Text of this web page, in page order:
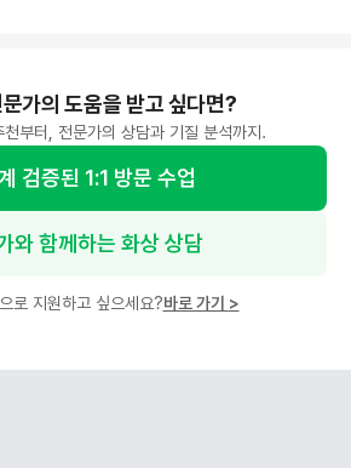
가의 도움을 받고 싶다면?
천부터, 전문가의 상담과 기질 분석까지.
검증된 1:1 방문 수업
와 함께하는 화상 상담
로 지원하고 싶으세요?바로 가기 >